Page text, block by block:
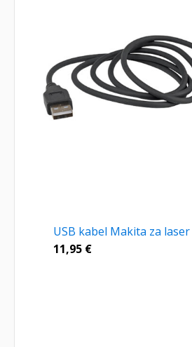
USB kabel Makita za laser
11,95 €